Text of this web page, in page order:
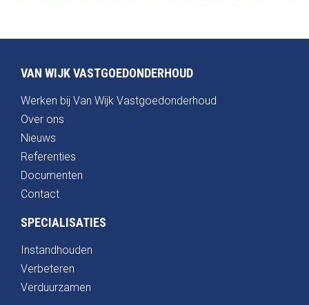
VAN WIJK VASTGOEDONDERHOUD
Werken bij Van Wijk Vastgoedonderhoud
Over ons
Nieuws
Referenties
Documenten
Contact
SPECIALISATIES
Instandhouden
Verbeteren
Verduurzamen